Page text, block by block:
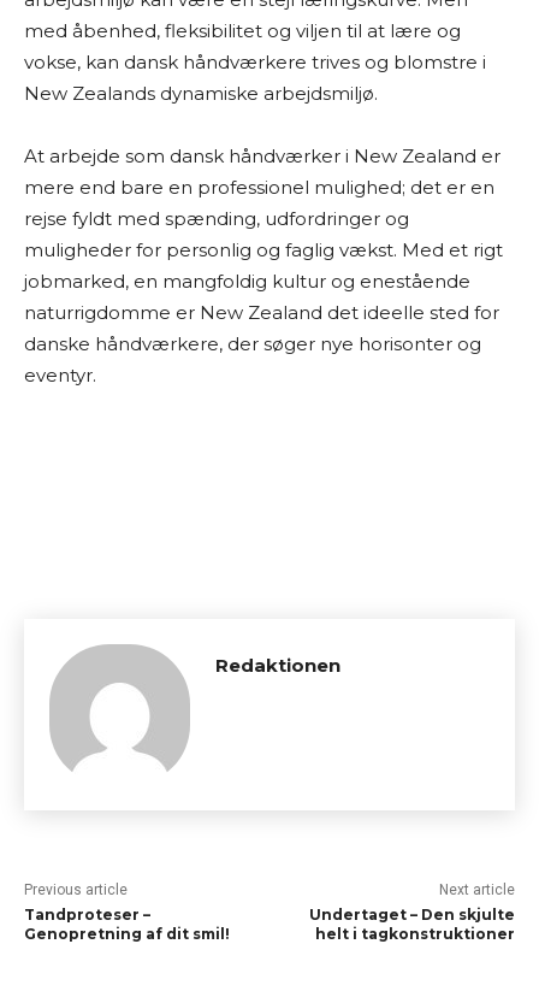
med åbenhed, fleksibilitet og viljen til at lære og
vokse, kan dansk håndværkere trives og blomstre i
New Zealands dynamiske arbejdsmiljø.
At arbejde som dansk håndværker i New Zealand er
mere end bare en professionel mulighed; det er en
rejse fyldt med spænding, udfordringer og
muligheder for personlig og faglig vækst. Med et rigt
jobmarked, en mangfoldig kultur og enestående
naturrigdomme er New Zealand det ideelle sted for
danske håndværkere, der søger nye horisonter og
eventyr.
Redaktionen
Previous article
Tandproteser –
Genopretning af dit smil!
Next article
Undertaget – Den skjulte
helt i tagkonstruktioner